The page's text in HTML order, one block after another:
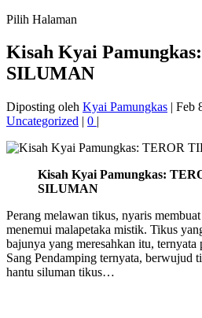
Pilih Halaman
Kisah Kyai
SILUMAN
Diposting oleh Kyai Pamungkas | Feb
Uncategorized | 0 |
Kisah Kyai Pamungkas:
SILUMAN
Perang melawan tikus, nyaris
menemui malapetaka mistik. Tikus
bajunya yang meresahkan itu,
Sang Pendamping ternyata, berwujud
hantu siluman tikus…